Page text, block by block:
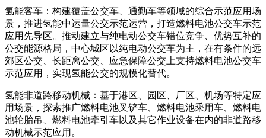
氢能客车：构建覆盖公交车、通勤车等领域的综合示范应用场
景，推进氢能中运量公交示范运营，打造燃料电池公交车示范
应用先导区。推动建立与纯电动公交车错位竞争、优势互补的
公交能源格局，中心城区以纯电动公交车为主，在有条件的远
郊区公交、长距离公交、应急保障公交上支持燃料电池公交车
示范应用，实现氢能公交的规模化替代。
氢能非道路移动机械：基于港区、园区、厂区、机场等特定应
用场景，探索推广燃料电池叉铲车、燃料电池乘用车、燃料电
池轮胎吊、燃料电池牵引车以及其它作业设备在内的非道路移
动机械示范应用。